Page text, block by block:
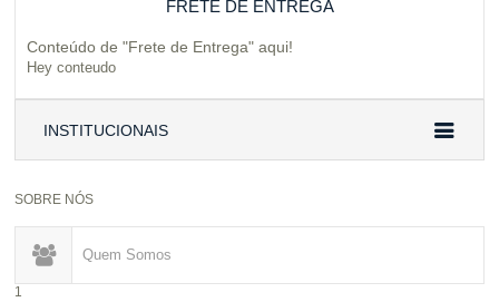
FRETE DE ENTREGA
Conteúdo de "Frete de Entrega" aqui!
Hey conteudo
INSTITUCIONAIS
SOBRE NÓS
Quem Somos
1